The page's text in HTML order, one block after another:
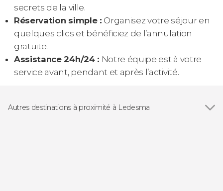
secrets de la ville.
Réservation simple : Organisez votre séjour en
quelques clics et bénéficiez de l’annulation
gratuite.
Assistance 24h/24 : Notre équipe est à votre
service avant, pendant et après l’activité.
Autres destinations à proximité à Ledesma